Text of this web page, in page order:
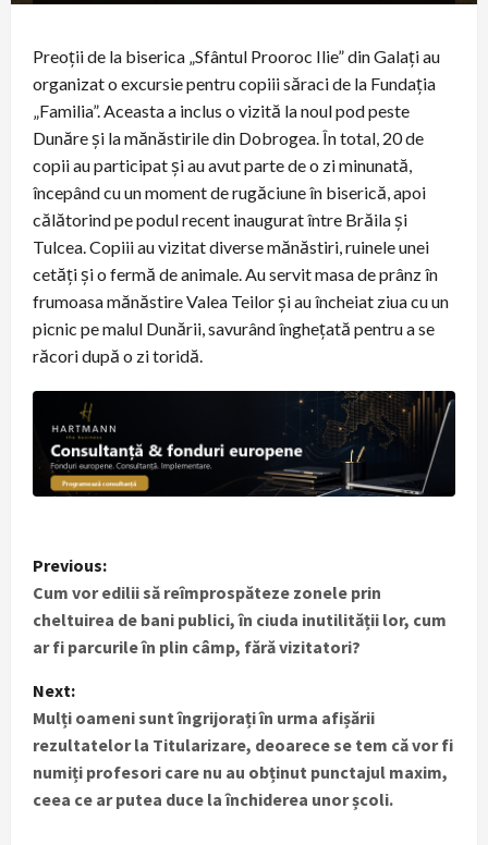
Preoții de la biserica „Sfântul Prooroc Ilie” din Galați au
organizat o excursie pentru copiii săraci de la Fundația
„Familia”. Aceasta a inclus o vizită la noul pod peste
Dunăre și la mănăstirile din Dobrogea. În total, 20 de
copii au participat și au avut parte de o zi minunată,
începând cu un moment de rugăciune în biserică, apoi
călătorind pe podul recent inaugurat între Brăila și
Tulcea. Copiii au vizitat diverse mănăstiri, ruinele unei
cetăți și o fermă de animale. Au servit masa de prânz în
frumoasa mănăstire Valea Teilor și au încheiat ziua cu un
picnic pe malul Dunării, savurând înghețată pentru a se
răcori după o zi toridă.
P
o
s
t
n
a
Previous:
Cum vor edilii să reîmprospăteze zonele prin
cheltuirea de bani publici, în ciuda inutilității lor, cum
ar fi parcurile în plin câmp, fără vizitatori?
Next:
Mulți oameni sunt îngrijorați în urma afișării
rezultatelor la Titularizare, deoarece se tem că vor fi
numiți profesori care nu au obținut punctajul maxim,
ceea ce ar putea duce la închiderea unor școli.